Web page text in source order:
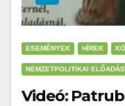
ESEMÉNYEK HÍREK
NEMZETPOLITIKAI ELŐADÁS
Videó: